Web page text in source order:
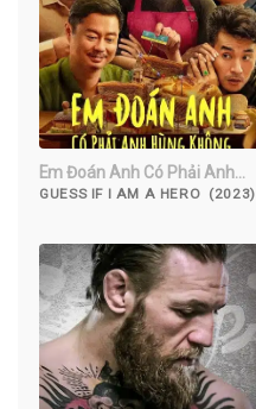
Em Đoán Anh Có Phải Anh
Hùng Không
GUESS IF I AM A HERO (2023)